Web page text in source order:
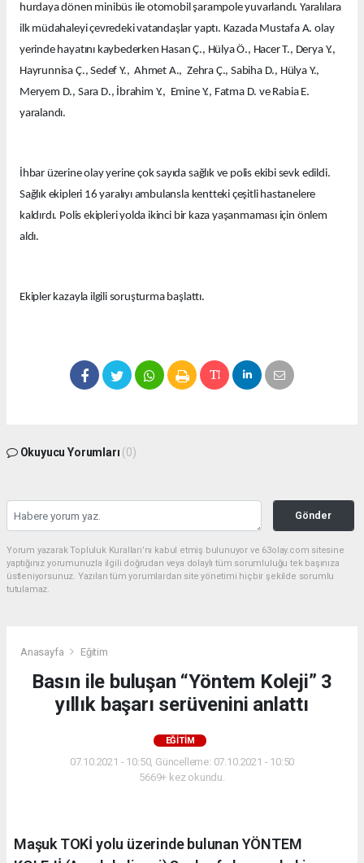
hurdaya dönen minibüs ile otomobil şarampole yuvarlandı. Yaralılara
ilk müdahaleyi çevredeki vatandaşlar yaptı. Kazada Mustafa A. olay
yerinde hayatını kaybederken Hasan Ç., Hülya Ö., Hacer T., Derya Y.,
Hayrunnisa Ç., Sedef Y., Ahmet A., Zehra Ç., Sabiha D., Hülya Y.,
Meryem D., Sara D., İbrahim Y., Emine Y., Fatma D. ve Rabia E.
yaralandı.
İhbar üzerine olay yerine çok sayıda sağlık ve polis ekibi sevk edildi.
Sağlık ekipleri 16 yaralıyı ambulansla kentteki çeşitli hastanelere
kaldırdı. Polis ekipleri yolda ikinci bir kaza yaşanmaması için önlem
aldı.
Ekipler kazayla ilgili soruşturma başlattı.
Okuyucu Yorumları (0)
Gönder
Yorum yazarak Topluluk Kuralları’nı kabul etmiş bulunuyor ve 63olay.com sitesine
yaptığınız yorumunuzla ilgili doğrudan veya dolaylı tüm sorumluluğu tek başınıza
üstleniyorsunuz. Yazılan tüm yorumlardan site yönetimi hiçbir şekilde sorumlu
tutulamaz.
Anasayfa Eğitim
Basın ile buluşan “Yöntem Koleji” 3
yıllık başarı serüvenini anlattı
EĞITIM
07.10.2021 - 10:50, Güncelleme: 07.10.2021 - 10:50
5669+ kez okundu.
Maşuk TOKİ yolu üzerinde bulunan YÖNTEM